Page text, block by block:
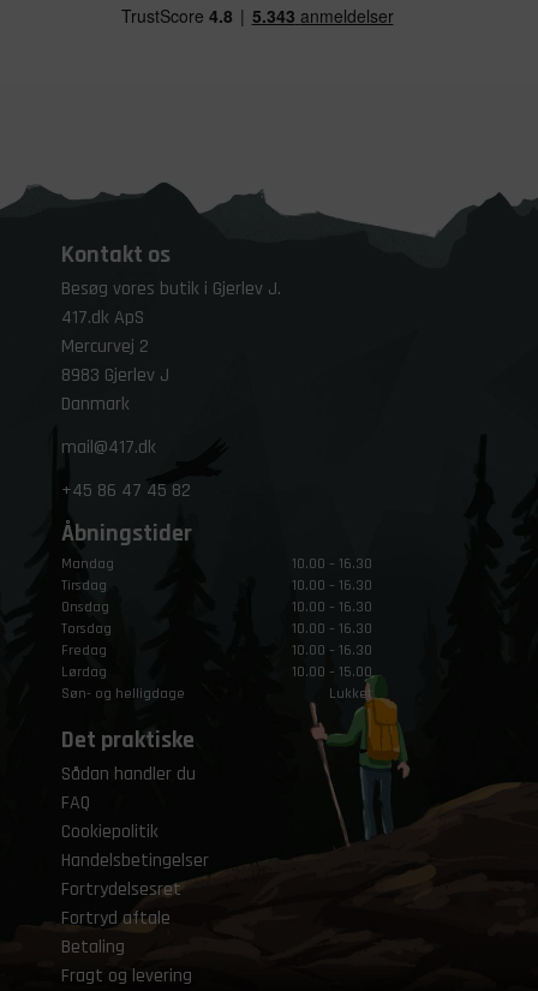
Kontakt os
Besøg vores butik i Gjerlev J.
417.dk ApS
Mercurvej 2
8983 Gjerlev J
Danmark
mail@417.dk
+45 86 47 45 82
Åbningstider
Mandag
10.00 – 16.30
Tirsdag
10.00 – 16.30
Onsdag
10.00 – 16.30
Torsdag
10.00 – 16.30
Fredag
10.00 – 16.30
Lørdag
10.00 – 15.00
Søn- og helligdage
Lukket
Det praktiske
Sådan handler du
FAQ
Cookiepolitik
Handelsbetingelser
Fortrydelsesret
Fortryd aftale
Betaling
Fragt og levering